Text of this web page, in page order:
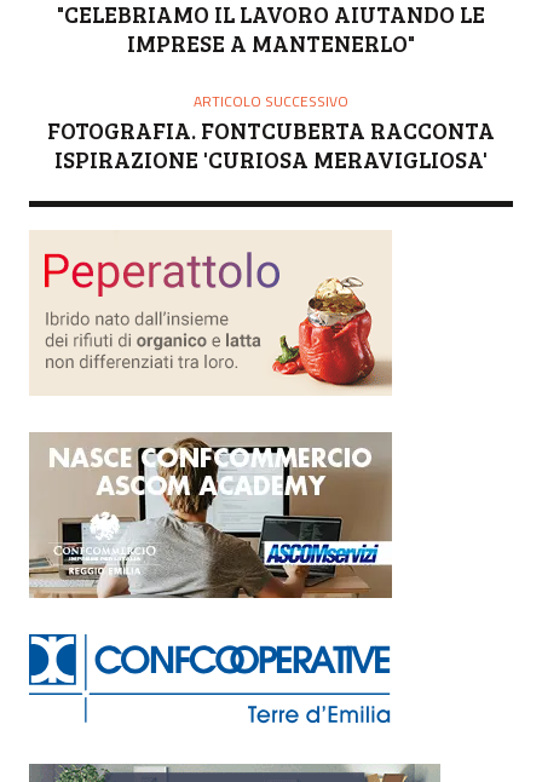
"CELEBRIAMO IL LAVORO AIUTANDO LE
IMPRESE A MANTENERLO"
ARTICOLO SUCCESSIVO
FOTOGRAFIA. FONTCUBERTA RACCONTA
ISPIRAZIONE 'CURIOSA MERAVIGLIOSA'